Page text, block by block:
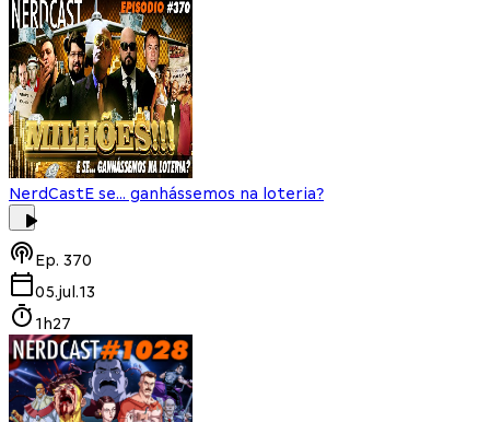
NerdCastE se... ganhássemos na loteria?
Ep. 370
05.jul.13
1h27